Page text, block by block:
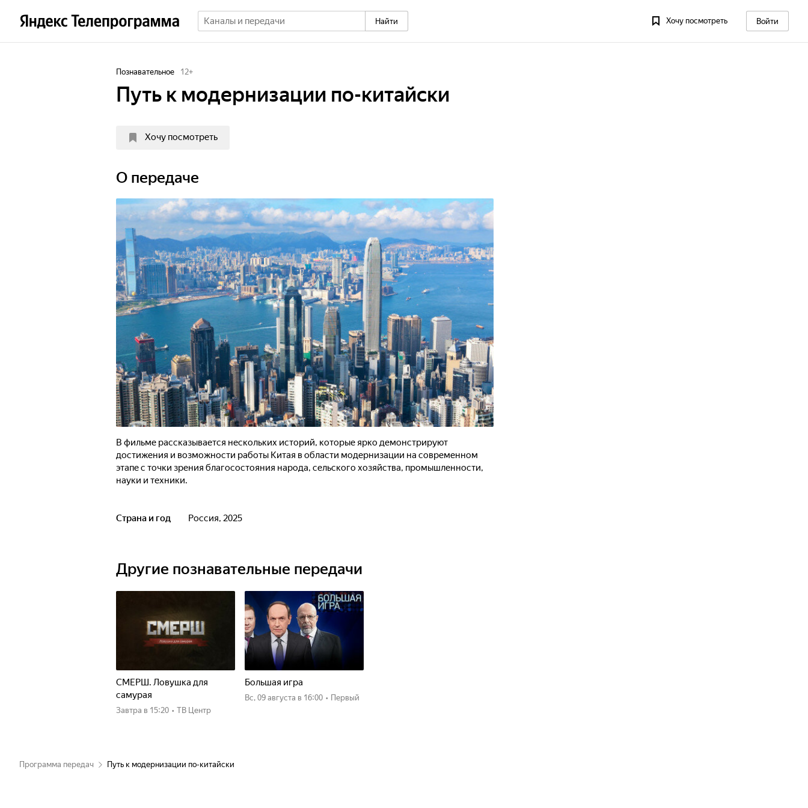
Найти Хочу посмотреть Войти
Познавательное 12+
Путь к модернизации по-китайски
Хочу посмотреть
О передаче
В фильме рассказывается нескольких историй, которые ярко демонстрируют
достижения и возможности работы Китая в области модернизации на современном
этапе с точки зрения благосостояния народа, сельского хозяйства, промышленности,
науки и техники.
Страна и год Россия, 2025
Другие познавательные передачи
СМЕРШ. Ловушка для
самурая
Завтра в 15:20 • ТВ Центр
Большая игра
вс, 09 августа в 16:00 • Первый
Программа передач Путь к модернизации по-китайски